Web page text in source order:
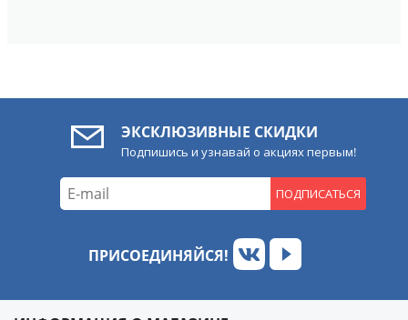
ЭКСКЛЮЗИВНЫЕ СКИДКИ
Подпишись и узнавай о акциях первым!
ПОДПИСАТЬСЯ
ПРИСОЕДИНЯЙСЯ!